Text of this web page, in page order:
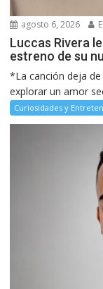
agosto 6, 2026
Luccas Rivera
estreno de su
*La canción deja
explorar un amor
Curiosidades y